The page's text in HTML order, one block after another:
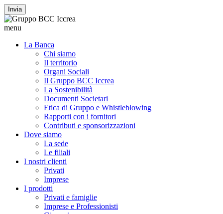
Invia
menu
La Banca
Chi siamo
Il territorio
Organi Sociali
Il Gruppo BCC Iccrea
La Sostenibilità
Documenti Societari
Etica di Gruppo e Whistleblowing
Rapporti con i fornitori
Contributi e sponsorizzazioni
Dove siamo
La sede
Le filiali
I nostri clienti
Privati
Imprese
I prodotti
Privati e famiglie
Imprese e Professionisti